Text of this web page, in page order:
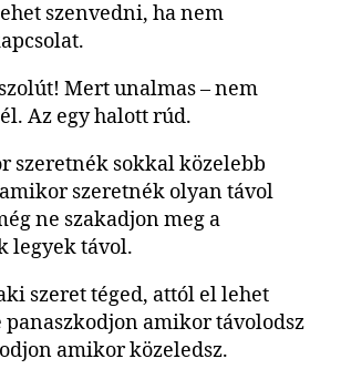
szenvedni, ha nem
Mert unalmas – nem
Az egy halott rúd.
szeretnék sokkal közelebb
szeretnék olyan távol
ne szakadjon meg a
legyek távol.
szeret téged, attól el lehet
amikor távolodsz
amikor közeledsz.